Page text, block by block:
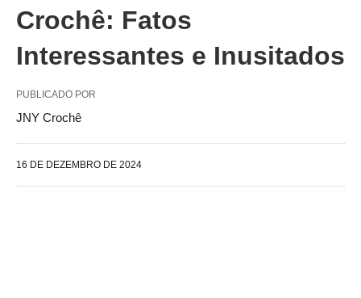
Crochê: Fatos
Interessantes e Inusitados
PUBLICADO POR
JNY Crochê
16 DE DEZEMBRO DE 2024